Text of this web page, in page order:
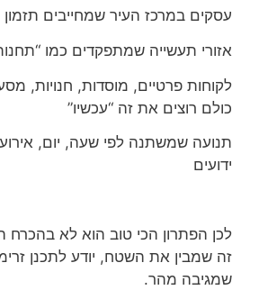
עסקים במרכז העיר שמחייבים תזמון
אזורי תעשייה שמתפקדים כמו
לקוחות פרטיים, מוסדות, חנויות,
כולם רוצים את זה “עכשיו”
תנועה שמשתנה לפי שעה, יום,
ידועים
לכן הפתרון הכי טוב הוא לא בהכרח
זה שמבין את השטח, יודע לתכנן
שמגיבה מהר.